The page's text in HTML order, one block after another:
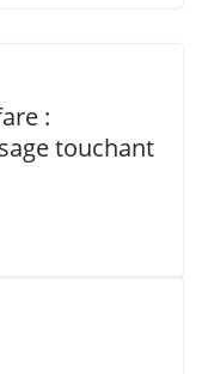
:
touchant